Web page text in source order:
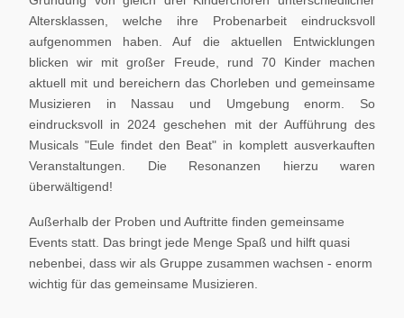
Altersklassen, welche ihre Probenarbeit eindrucksvoll
aufgenommen haben. Auf die aktuellen Entwicklungen
blicken wir mit großer Freude, rund 70 Kinder machen
aktuell mit und bereichern das Chorleben und gemeinsame
Musizieren in Nassau und Umgebung enorm. So
eindrucksvoll in 2024 geschehen mit der Aufführung des
Musicals "Eule findet den Beat" in komplett ausverkauften
Veranstaltungen. Die Resonanzen hierzu waren
überwältigend!
Außerhalb der Proben und Auftritte finden gemeinsame
Events statt. Das bringt jede Menge Spaß und hilft quasi
nebenbei, dass wir als Gruppe zusammen wachsen - enorm
wichtig für das gemeinsame Musizieren.